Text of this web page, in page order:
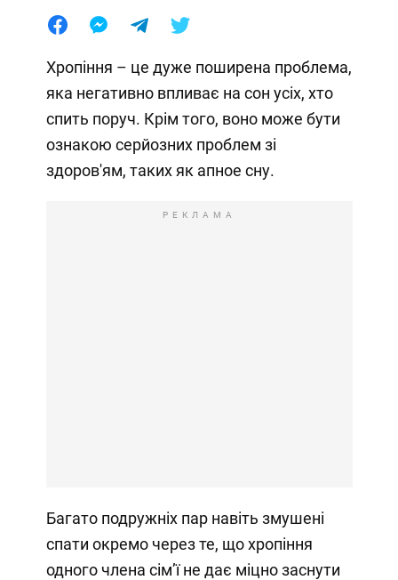
Хропіння – це дуже поширена проблема,
яка негативно впливає на сон усіх, хто
спить поруч. Крім того, воно може бути
ознакою серйозних проблем зі
здоров'ям, таких як апное сну.
РЕКЛАМА
Багато подружніх пар навіть змушені
спати окремо через те, що хропіння
одного члена сімʼї не дає міцно заснути